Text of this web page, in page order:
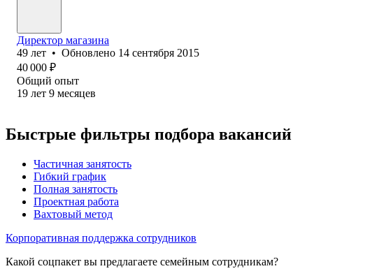
Директор магазина
49 лет • Обновлено 14 сентября 2015
40 000 ₽
Общий опыт
19 лет 9 месяцев
Быстрые фильтры подбора вакансий
Частичная занятость
Гибкий график
Полная занятость
Проектная работа
Вахтовый метод
Корпоративная поддержка сотрудников
Какой соцпакет вы предлагаете семейным сотрудникам?